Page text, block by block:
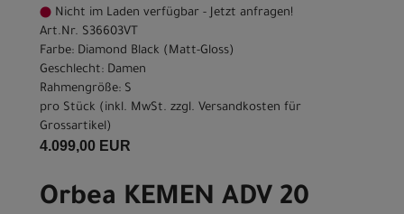
Nicht im Laden verfügbar - Jetzt anfragen!
Art.Nr. S36603VT
Farbe: Diamond Black (Matt-Gloss)
Geschlecht: Damen
Rahmengröße: S
pro Stück (inkl. MwSt. zzgl. Versandkosten für
Grossartikel )
4.099,00 EUR
Orbea KEMEN ADV 20